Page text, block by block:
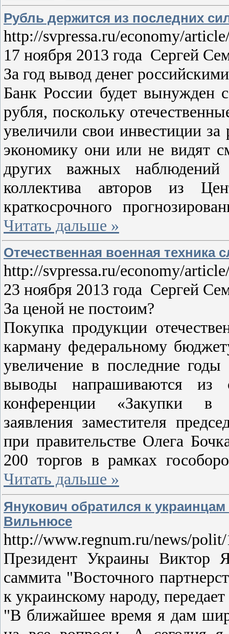
Рубль держится из последних
http://svpressa.ru/economy/
17 ноября 2013 года Сергей
За год вывод денег
Банк России будет вынужден
рубля, поскольку
увеличили свои инвестиции
экономику они или не видят
других важных
коллектива авторов из
краткосрочного
Читать дальше »
Отечественная военная
http://svpressa.ru/economy/
23 ноября 2013 года Сергей
За ценой не постоим?
Покупка продукции
карману федеральному
увеличение в последние
выводы напрашиваются из
конференции «Закупки в
заявления заместителя
при правительстве Олега
200 торгов в рамках
Читать дальше »
Янукович обратился к
Вильнюсе
http://www.regnum.ru/news/
Президент Украины Виктор
саммита "Восточного
к украинскому народу,
"В ближайшее время я дам